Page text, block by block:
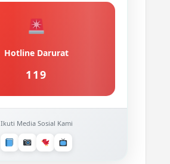
Hotline Darurat
119
Ikuti Media Sosial Kami